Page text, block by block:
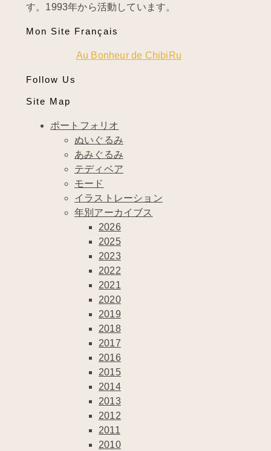
す。1993年から活動しています。
Mon Site Français
Au Bonheur de ChibiRu
Follow Us
Site Map
ポートフォリオ
ぬいぐるみ
あみぐるみ
テディベア
モード
イラストレーション
年別アーカイブス
2026
2025
2023
2022
2021
2020
2019
2018
2017
2016
2015
2014
2013
2012
2011
2010